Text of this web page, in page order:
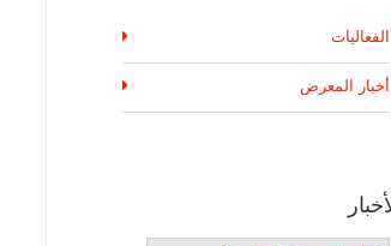
الفعاليات
أخبار المعرض